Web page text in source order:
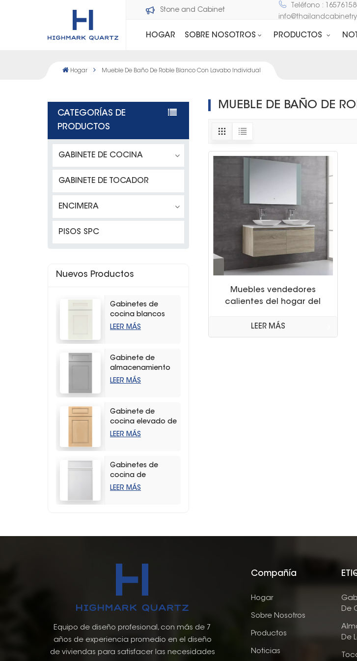
Bienvenido a Dawson Stone and Cabinet
Teléfono :
HOGAR SOBRE NOSOTROS PRODUCTOS
Hogar Mueble De Baño De Roble Blanco Con Lavabo Individual
CATEGORÍAS DE
PRODUCTOS
GABINETE DE COCINA
GABINETE DE TOCADOR
ENCIMERA
PISOS SPC
Nuevos Productos
Gabinetes de
cocina blancos
modernos con
LEER MÁS
Gabinete de
almacenamiento
de cocina con
LEER MÁS
Gabinete de
cocina elevado de
madera dura
LEER MÁS
Gabinetes de
cocina de
almacenamiento
LEER MÁS
MUEBLE DE BAÑO DE
Muebles vendedores
calientes del hogar del
del gabinete de cuarto de
baño de la madera
LEER MÁS
Equipo de diseño profesional, con más de 7
años de experiencia promedio en el diseño
de viviendas para satisfacer las necesidades
Compañía
Hogar
Sobre Nosotros
Productos
Noticias
De
De